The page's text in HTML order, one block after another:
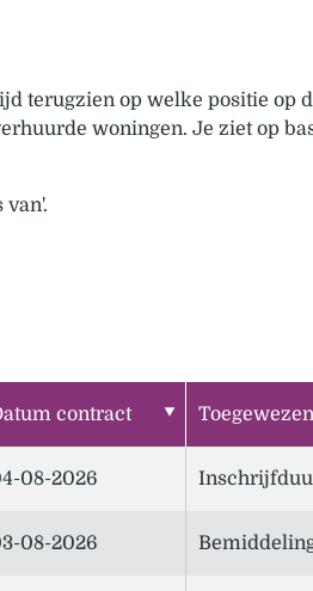
terugzien op welke positie op
woningen. Je ziet op
contract
08-2026
08-2026